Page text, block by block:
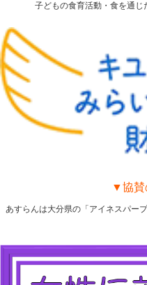
子どもの食育活動・食を通じ
▼協賛
あすらんは大分県の「アイネスパー